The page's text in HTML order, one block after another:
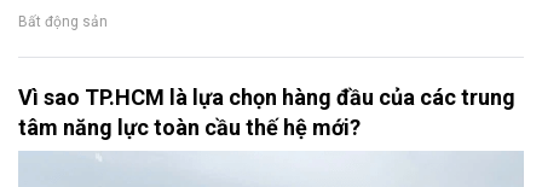
Bất động sản
Vì sao TP.HCM là lựa chọn hàng đầu của các trung
tâm năng lực toàn cầu thế hệ mới?